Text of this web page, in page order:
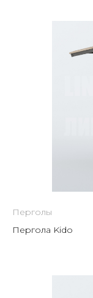
Перголы
Пергола Kido